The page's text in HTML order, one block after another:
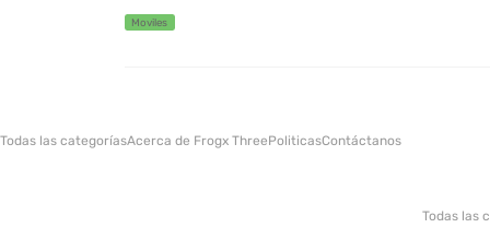
Moviles
Todas las categoríasAcerca de Frogx ThreePoliticasContáctanos
Todas las